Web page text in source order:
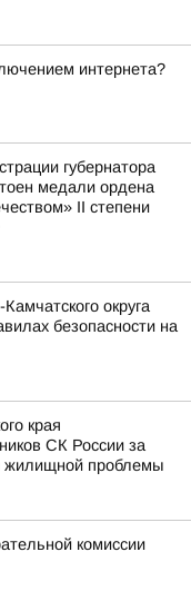
интернета?
губернатора
медали ордена
II степени
округа
безопасности на
края
СК России за
жилищной проблемы
комиссии